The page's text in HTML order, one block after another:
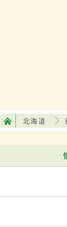
北海道